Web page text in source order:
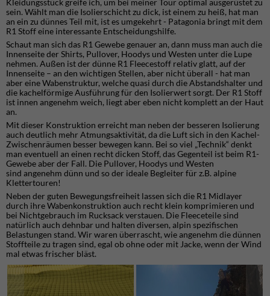
sein. Wählt man die Isolierschicht zu dick, ist einem zu heiß, hat man
an ein zu dünnes Teil mit, ist es umgekehrt - Patagonia bringt mit dem
R1 Stoff eine interessante Entscheidungshilfe.
Schaut man sich das R1 Gewebe genauer an, dann muss man auch die
Innenseite der Shirts, Pullover, Hoodys und Westen unter die Lupe
nehmen. Außen ist der dünne R1 Fleecestoff relativ glatt, auf der
Innenseite – an den wichtigen Stellen, aber nicht überall - hat man
aber eine Wabenstruktur, welche quasi durch die Abstandshalter und
die kachelförmige Ausführung für den Isolierwert sorgt. Der R1 Stoff
ist innen angenehm weich, liegt aber eben nicht komplett an der Haut
an.
Mit dieser Konstruktion erreicht man neben der besseren Isolierung
auch deutlich mehr Atmungsaktivität, da die Luft sich in den Kachel-
Zwischenräumen besser bewegen kann. Bei so viel „Technik“ denkt
man eventuell an einen recht dicken Stoff, das Gegenteil ist beim R1-
Gewebe aber der Fall. Die Pullover, Hoodys und Westen
sind angenehm dünn und so der ideale Begleiter für z.B. alpine
Klettertouren!
Neben der guten Bewegungsfreiheit lassen sich die R1 Midlayer
durch ihre Wabenkonstruktion auch recht klein komprimieren und
bei Nichtgebrauch im Rucksack verstauen. Die Fleeceteile sind
natürlich auch dehnbar und halten diversen, alpin spezifischen
Belastungen stand. Wir waren überrascht, wie angenehm die dünnen
Stoffteile zu tragen sind, egal ob ohne oder mit Jacke, wenn der Wind
mal etwas frischer bläst.